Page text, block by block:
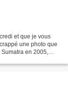
et que je vous
une photo que
en 2005,